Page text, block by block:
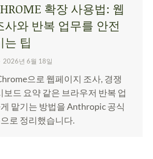
확장 사용법: 웹
사와 반복 업무를 안전
는 팁
2026년 6월 18일
으로 웹페이지 조사, 경쟁
보드 요약 같은 브라우저 반복 업
맡기는 방법을 Anthropic 공식
로 정리했습니다.